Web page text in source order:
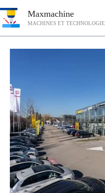
au
Maxmachine
MACHINES ET TECHNOLOGIE